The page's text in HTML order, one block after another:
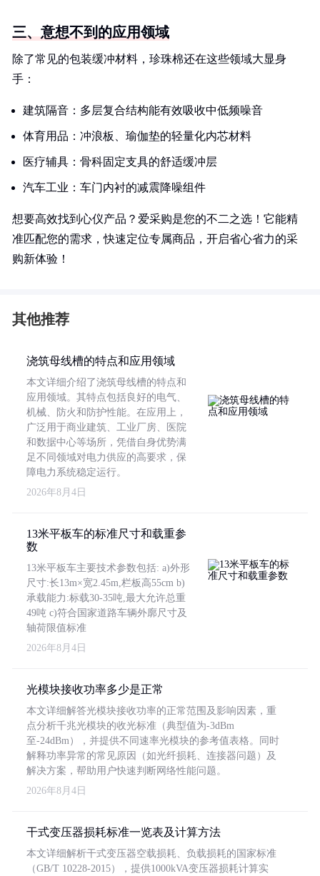
三、意想不到的应用领域
除了常见的包装缓冲材料，珍珠棉还在这些领域大显身
手：
建筑隔音：多层复合结构能有效吸收中低频噪音
体育用品：冲浪板、瑜伽垫的轻量化内芯材料
医疗辅具：骨科固定支具的舒适缓冲层
汽车工业：车门内衬的减震降噪组件
想要高效找到心仪产品？爱采购是您的不二之选！它能精
准匹配您的需求，快速定位专属商品，开启省心省力的采
购新体验！
其他推荐
浇筑母线槽的特点和应用领域
本文详细介绍了浇筑母线槽的特点和
应用领域。其特点包括良好的电气、
机械、防火和防护性能。在应用上，
广泛用于商业建筑、工业厂房、医院
和数据中心等场所，凭借自身优势满
足不同领域对电力供应的高要求，保
障电力系统稳定运行。
2026年8月4日
13米平板车的标准尺寸和载重参
数
13米平板车主要技术参数包括: a)外形
尺寸:长13m×宽2.45m,栏板高55cm b)
承载能力:标载30-35吨,最大允许总重
49吨 c)符合国家道路车辆外廓尺寸及
轴荷限值标准
2026年8月4日
光模块接收功率多少是正常
本文详细解答光模块接收功率的正常范围及影响因素，重
点分析千兆光模块的收光标准（典型值为-3dBm
至-24dBm），并提供不同速率光模块的参考值表格。同时
解释功率异常的常见原因（如光纤损耗、连接器问题）及
解决方案，帮助用户快速判断网络性能问题。
2026年8月4日
干式变压器损耗标准一览表及计算方法
本文详细解析干式变压器空载损耗、负载损耗的国家标准
（GB/T 10228-2015），提供1000kVA变压器损耗计算实